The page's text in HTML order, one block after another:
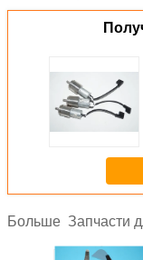
Больше Запчасти